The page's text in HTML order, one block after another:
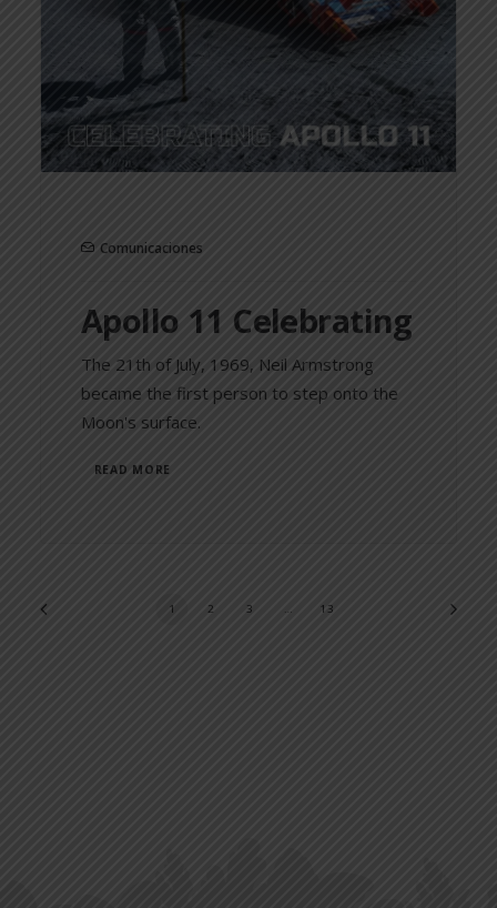
Comunicaciones
Apollo 11 Celebrating
The 21th of July, 1969, Neil Armstrong
became the first person to step onto the
Moon's surface.
READ MORE
1 2 3 13